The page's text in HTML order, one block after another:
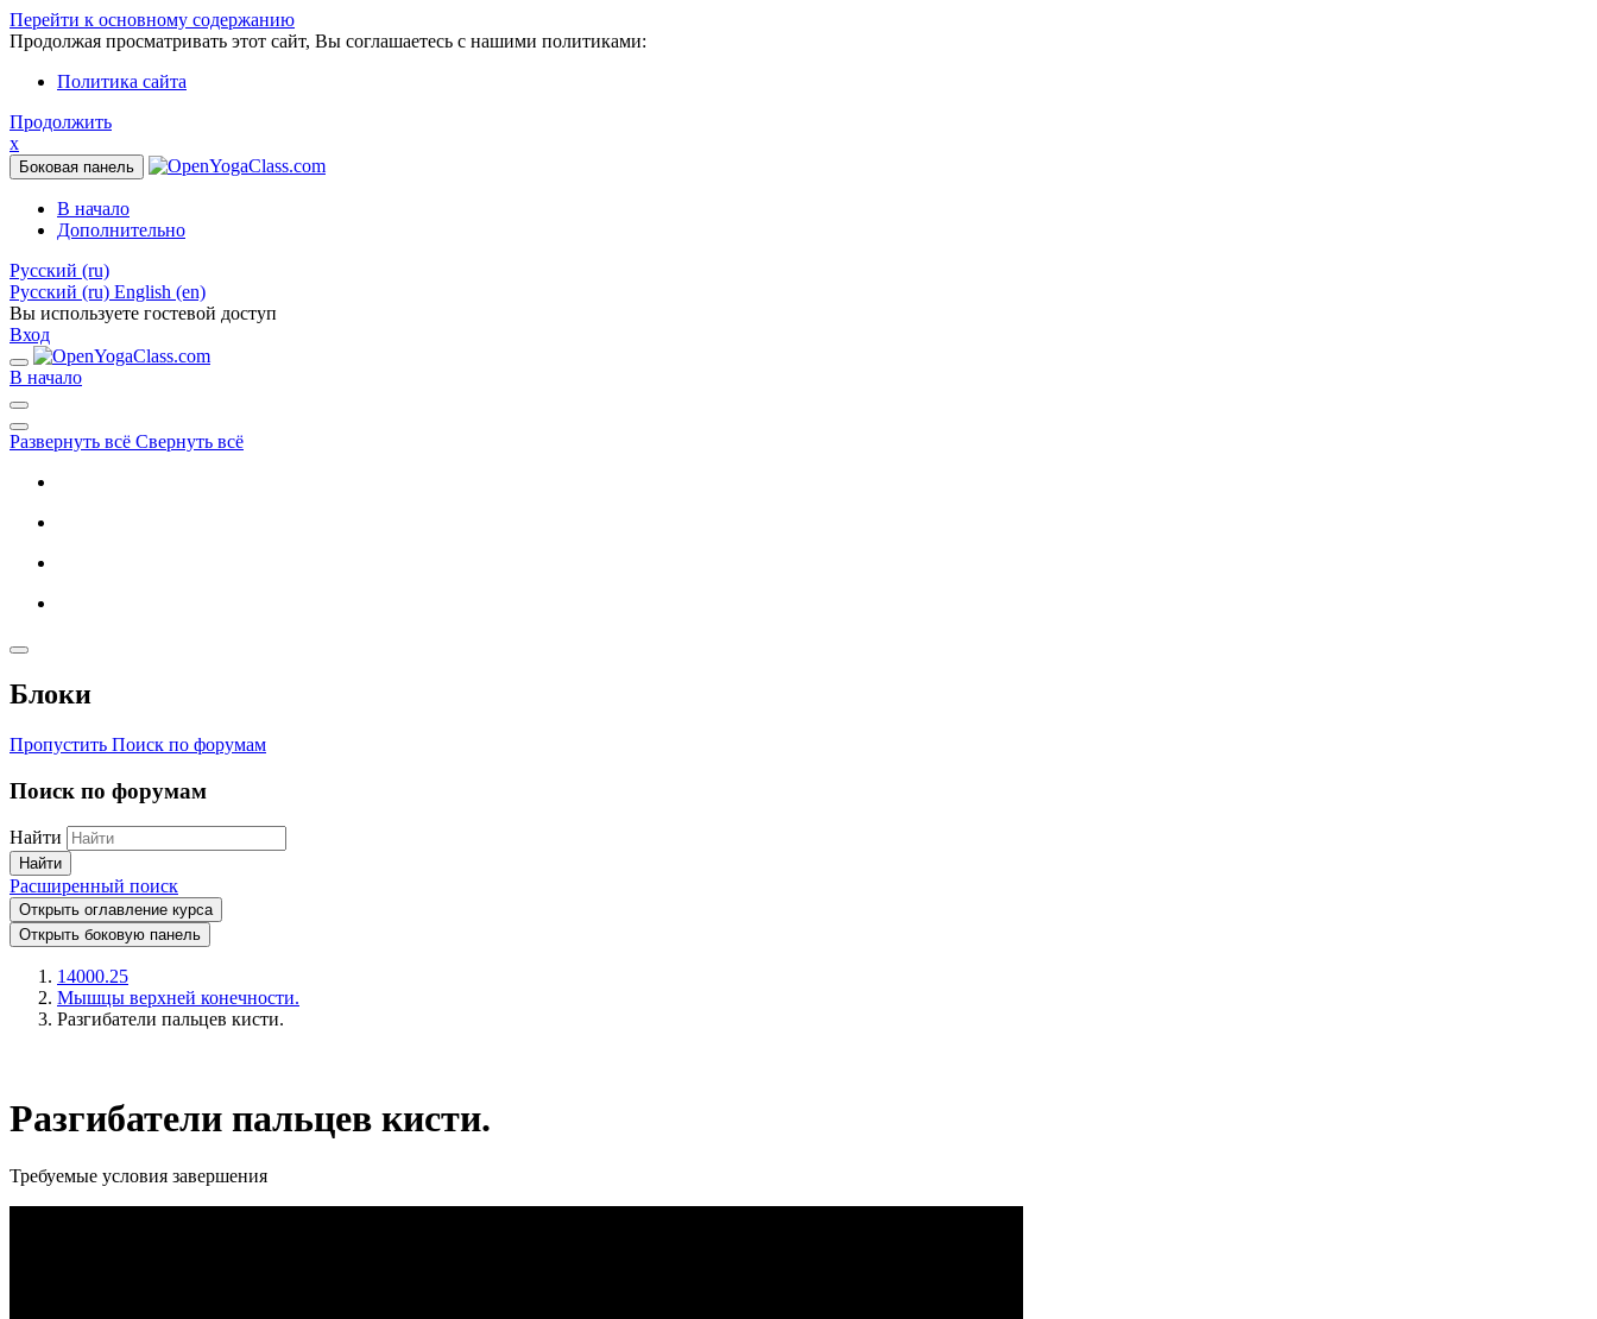
Перейти к основному содержанию
Продолжая просматривать этот сайт, Вы соглашаетесь с нашими политиками:
Политика сайта
Продолжить
x
Боковая панель
В начало
Дополнительно
Русский ‎(ru)‎
Русский ‎(ru)‎ English ‎(en)‎
Вы используете гостевой доступ
Вход
В начало
Развернуть всё Свернуть всё
Блоки
Пропустить Поиск по форумам
Поиск по форумам
Найти
Найти
Расширенный поиск
Открыть оглавление курса
Открыть боковую панель
14000.25
Мышцы верхней конечности.
Разгибатели пальцев кисти.
Разгибатели пальцев кисти.
Требуемые условия завершения